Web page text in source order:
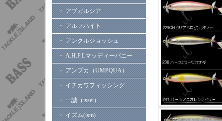
・ アブガルシア
・ アルフハイト
・ アンクルジョッシュ
・ A.H.P.Lマッディーバニー
・ アンプカ（UMPQUA）
・ イチカワフィッシング
・ 一誠（issei）
・ イズム(ism)